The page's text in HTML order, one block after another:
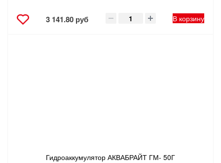
3 141.80 руб В корзину
Гидроаккумулятор АКВАБРАЙТ ГМ- 50Г